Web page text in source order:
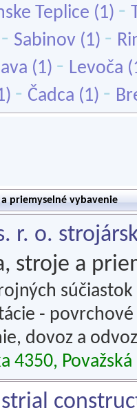
Teplice (1) -
- Sabinov (1) -
(1) - Levoča
- Čadca (1) -
priemyselné vybavenie
r. o.
stroje a
-
dovoz a
4350,